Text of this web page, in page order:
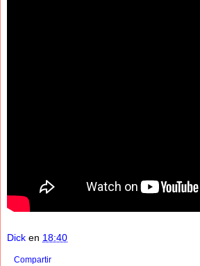
Dick en 18:40
Compartir